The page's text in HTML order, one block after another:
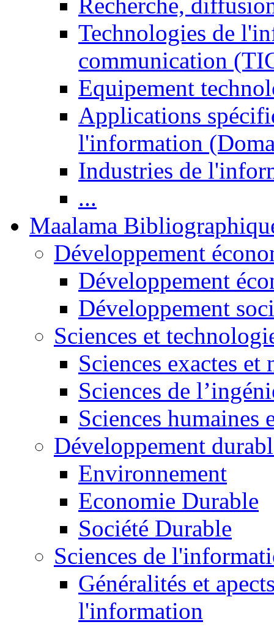
Recherche,
Technologies de
communication
Equipement
Applications
l'information
Industries de
...
Maalama
Développement
Développement
Développement
Sciences et
Sciences exactes et
Sciences de
Sciences humaines
Développement
Environnement
Economie Durable
Société Durable
Sciences de
Généralités et
l'information